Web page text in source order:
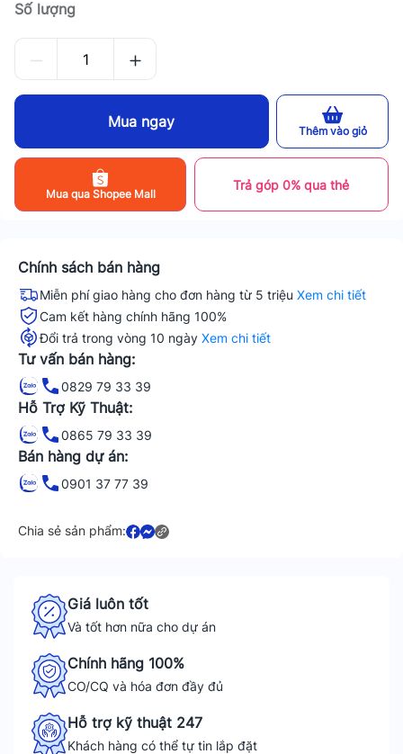
Số lượng
Mua ngay Thêm vào giỏ
Mua qua Shopee Mall
Trả góp 0% qua thẻ
Chính sách bán hàng
Miễn phí giao hàng cho đơn hàng từ 5 triệu Xem chi tiết
Cam kết hàng chính hãng 100%
Đổi trả trong vòng 10 ngày Xem chi tiết
Tư vấn bán hàng:
0829 79 33 39
Hỗ Trợ Kỹ Thuật:
0865 79 33 39
Bán hàng dự án:
0901 37 77 39
Chia sẻ sản phẩm:
Giá luôn tốt
Và tốt hơn nữa cho dự án
Chính hãng 100%
CO/CQ và hóa đơn đầy đủ
Hỗ trợ kỹ thuật 247
Khách hàng có thể tự tin lắp đặt